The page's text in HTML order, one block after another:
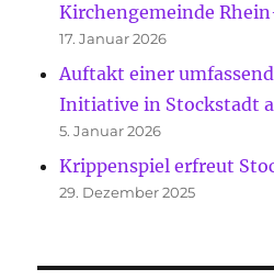
Kirchengemeinde
17. Januar 2026
Auftakt einer
Initiative in Stockstadt
5. Januar 2026
Krippenspiel erfreut
29. Dezember 2025